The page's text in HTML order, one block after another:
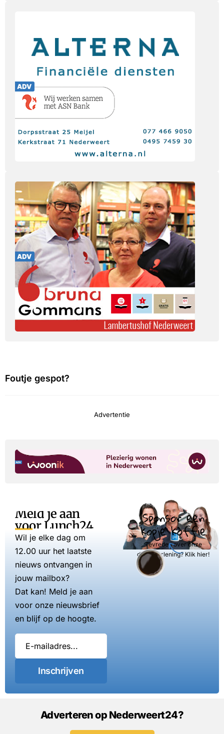
Foutje gespot?
Advertentie
Meld je aan
voor Lunch24
Wil je elke dag om
12.00 uur het laatste
nieuws ontvangen in
jouw mailbox?
Dat kan! Meld je aan
voor onze nieuwsbrief
en blijf op de hoogte.
Inschrijven
Sponsor een
kopje koffie
Tevreden over onze
dienstverlening? Klik hier!
Adverteren op Nederweert24?